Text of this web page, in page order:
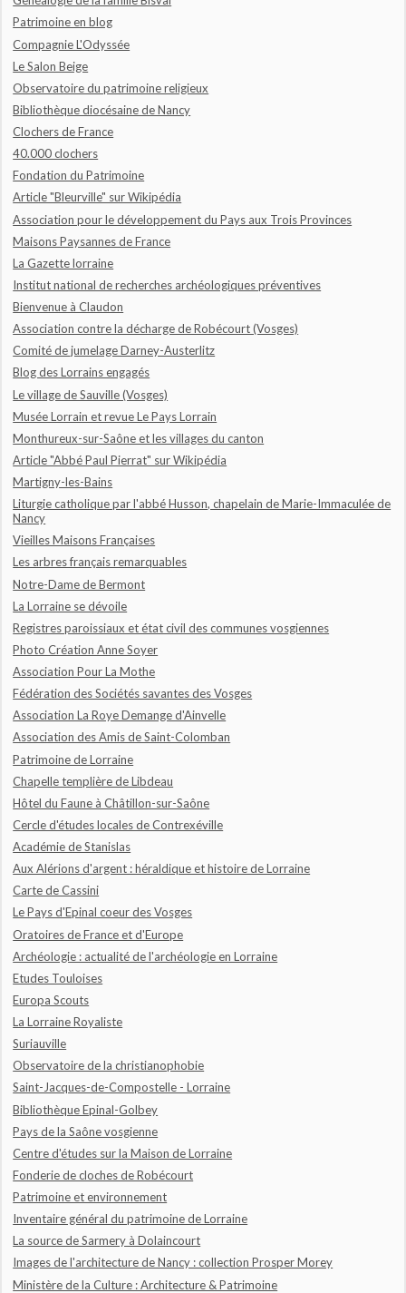
Patrimoine en blog
Compagnie L'Odyssée
Le Salon Beige
Observatoire du patrimoine religieux
Bibliothèque diocésaine de Nancy
Clochers de France
40.000 clochers
Fondation du Patrimoine
Article "Bleurville" sur Wikipédia
Association pour le développement du Pays aux Trois Provinces
Maisons Paysannes de France
La Gazette lorraine
Institut national de recherches archéologiques préventives
Bienvenue à Claudon
Association contre la décharge de Robécourt (Vosges)
Comité de jumelage Darney-Austerlitz
Blog des Lorrains engagés
Le village de Sauville (Vosges)
Musée Lorrain et revue Le Pays Lorrain
Monthureux-sur-Saône et les villages du canton
Article "Abbé Paul Pierrat" sur Wikipédia
Martigny-les-Bains
Liturgie catholique par l'abbé Husson, chapelain de Marie-Immaculée de
Nancy
Vieilles Maisons Françaises
Les arbres français remarquables
Notre-Dame de Bermont
La Lorraine se dévoile
Registres paroissiaux et état civil des communes vosgiennes
Photo Création Anne Soyer
Association Pour La Mothe
Fédération des Sociétés savantes des Vosges
Association La Roye Demange d'Ainvelle
Association des Amis de Saint-Colomban
Patrimoine de Lorraine
Chapelle templière de Libdeau
Hôtel du Faune à Châtillon-sur-Saône
Cercle d'études locales de Contrexéville
Académie de Stanislas
Aux Alérions d'argent : héraldique et histoire de Lorraine
Carte de Cassini
Le Pays d'Epinal coeur des Vosges
Oratoires de France et d'Europe
Archéologie : actualité de l'archéologie en Lorraine
Etudes Touloises
Europa Scouts
La Lorraine Royaliste
Suriauville
Observatoire de la christianophobie
Saint-Jacques-de-Compostelle - Lorraine
Bibliothèque Epinal-Golbey
Pays de la Saône vosgienne
Centre d'études sur la Maison de Lorraine
Fonderie de cloches de Robécourt
Patrimoine et environnement
Inventaire général du patrimoine de Lorraine
La source de Sarmery à Dolaincourt
Images de l'architecture de Nancy : collection Prosper Morey
Ministère de la Culture : Architecture & Patrimoine